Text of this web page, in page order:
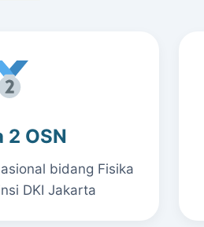
2 OSN
bidang Fisika
DKI Jakarta